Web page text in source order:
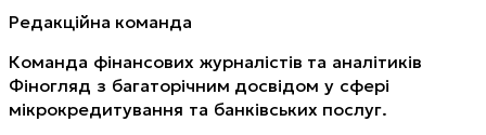
Редакційна команда
Команда фінансових журналістів та аналітиків
Фіногляд з багаторічним досвідом у сфері
мікрокредитування та банківських послуг.